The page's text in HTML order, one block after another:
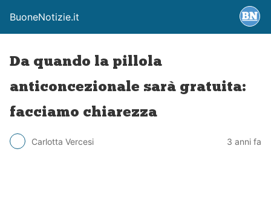
BuoneNotizie.it
Da quando la pillola
anticoncezionale sarà gratuita:
facciamo chiarezza
Carlotta Vercesi 3 anni fa